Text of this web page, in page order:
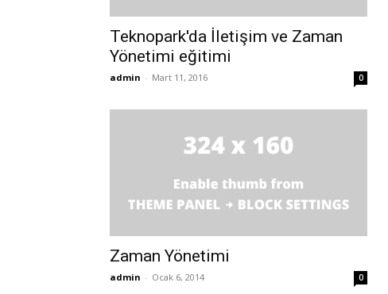
Teknopark'da İletişim ve Zaman
Yönetimi eğitimi
admin - Mart 11, 2016 0
Zaman Yönetimi
admin - Ocak 6, 2014 0